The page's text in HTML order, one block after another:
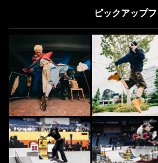
SURF
「俺はサ
い」出川
8 SKATE
「アディ
グ」待望
ピックアップフ